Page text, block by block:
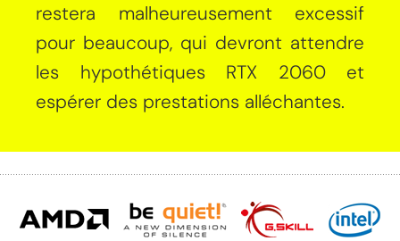
restera malheureusement excessif
pour beaucoup, qui devront attendre
les hypothétiques RTX 2060 et
espérer des prestations alléchantes.